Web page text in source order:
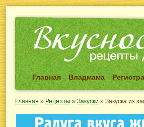
Главная Владмама
Главная » Рецепты » Закуски » Закуска из